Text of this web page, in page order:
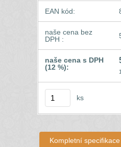
EAN kód:
naše cena bez
DPH :
naše cena s DPH
(12 %):
ks
Kompletní specifikace